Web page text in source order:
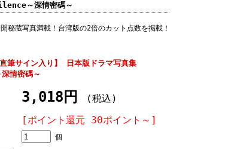
～深情密碼～
蔵写真満載！台湾版の2倍のカット点数を掲載！
直筆サイン入り】 日本版ドラマ写真集
情密碼～
3,018円
(税込)
[ポイント還元 30ポイント～]
個